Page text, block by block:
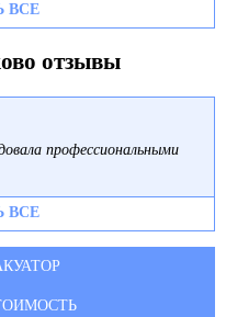
ВСЕ
отзывы
профессиональными
ВСЕ